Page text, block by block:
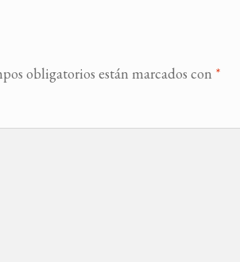
obligatorios están marcados con *